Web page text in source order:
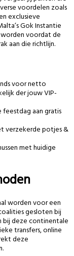
voordelen zoals
exclusieve
Gok Instantie
voordat de
aan die richtlijn.
voor netto
der jouw VIP-
feestdag aan gratis
verzekerde potjes &
met huidige
worden voor een
gesloten bij
deze continentale
transfers, online
deze